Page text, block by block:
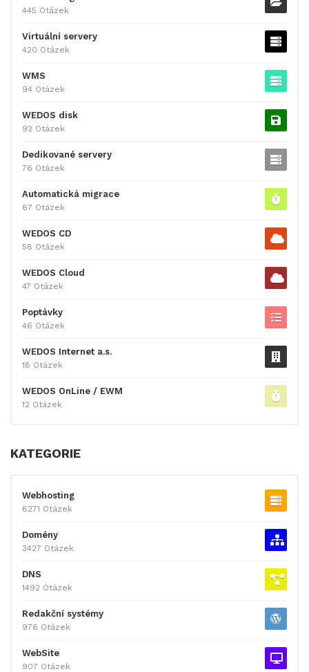
445 Otázek
Virtuální servery
420 Otázek
WMS
94 Otázek
WEDOS disk
92 Otázek
Dedikované servery
76 Otázek
Automatická migrace
67 Otázek
WEDOS CD
58 Otázek
WEDOS Cloud
47 Otázek
Poptávky
46 Otázek
WEDOS Internet a.s.
18 Otázek
WEDOS OnLine / EWM
12 Otázek
KATEGORIE
Webhosting
6271 Otázek
Domény
3427 Otázek
DNS
1492 Otázek
Redakční systémy
976 Otázek
WebSite
907 Otázek